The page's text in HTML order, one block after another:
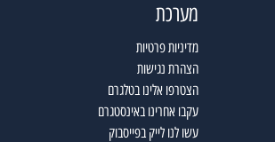
מערכת
מדיניות פרטיות
הצהרת נגישות
הצטרפו אלינו בטלגרם
עקבו אחרינו באינסטגרם
עשו לנו לייק בפייסבוק